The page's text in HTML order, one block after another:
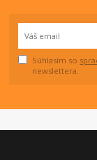
Súhlasím so
newslettera.